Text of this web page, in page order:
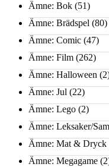
Ämne: Bok (51)
Ämne: Brädspel (80)
Ämne: Comic (47)
Ämne: Film (262)
Ämne: Halloween
Ämne: Jul (22)
Ämne: Lego (2)
Ämne: Leksaker/
Ämne: Mat & Dryck
Ämne: Megagame